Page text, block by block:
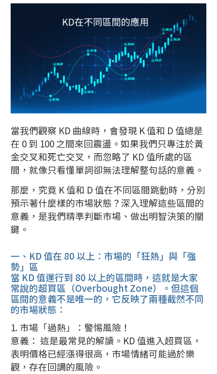
當我們觀察 KD 曲線時，會發現 K 值和 D 值總是
在 0 到 100 之間來回震盪。如果我們只專注於黃
金交叉和死亡交叉，而忽略了 KD 值所處的區
間，就像只看懂單詞卻無法理解整句話的意義。
那麼，究竟 K 值和 D 值在不同區間跳動時，分別
預示著什麼樣的市場狀態？深入理解這些區間的
意義，是我們精準判斷市場、做出明智決策的關
鍵。
一、KD 值在 80 以上：市場的「狂熱」與「強
勢」區
當 KD 值運行到 80 以上的區間時，這就是大家
常說的超買區（Overbought Zone）。但這個
區間的意義不是唯一的，它反映了兩種截然不同
的市場狀態：
1. 市場「過熱」：警惕風險！
意義： 這是最常見的解讀。KD 值進入超買區，
表明價格已經漲得很高，市場情緒可能過於樂
觀，存在回調的風險。